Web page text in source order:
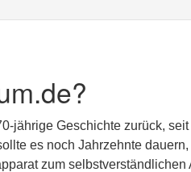
jährige Geschichte zurück,
es noch Jahrzehnte
zum